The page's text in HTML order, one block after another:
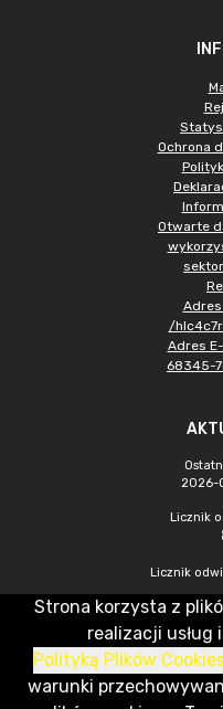
Ochrona
Otwarte
Adres
/
Adres
68345-
2026-
Licznik
Licznik
CMS & Hosting: Nefeni Sp. z o.o.
Strona korzysta z
realizacji usług
Polityką Plików
warunki